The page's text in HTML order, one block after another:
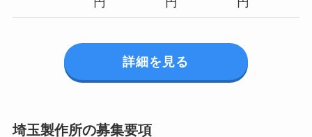
詳細を見る
埼玉製作所の募集要項